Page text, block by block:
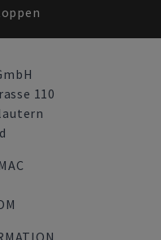
110